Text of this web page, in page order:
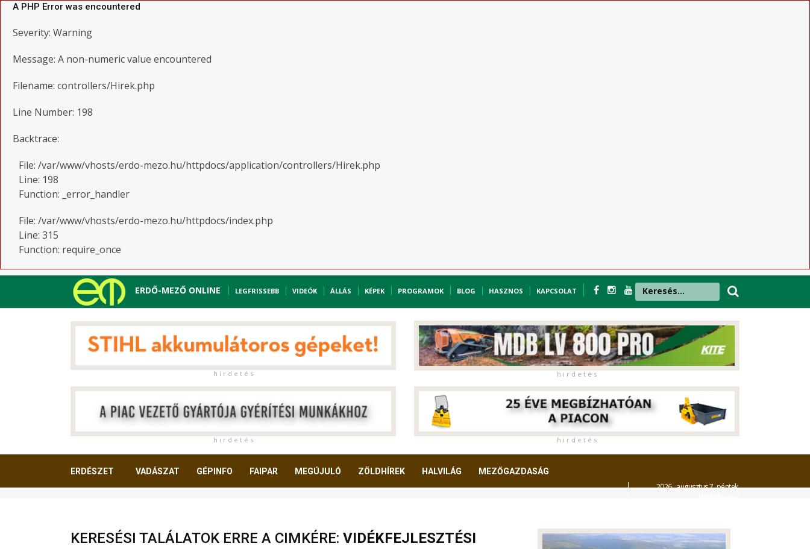
A PHP Error was encountered
Severity: Warning
Message: A non-numeric value encountered
Filename: controllers/Hirek.php
Line Number: 198
Backtrace:
File: /var/www/vhosts/erdo-mezo.hu/httpdocs/application/controllers/Hirek.php
Line: 198
Function: _error_handler
File: /var/www/vhosts/erdo-mezo.hu/httpdocs/index.php
Line: 315
Function: require_once
ERDŐ-MEZŐ ONLINE LEGFRISSEBB VIDEÓK ÁLLÁS KÉPEK PROGRAMOK BLOG HASZNOS KAPCSOLAT
h i r d e t é s h i r d e t é s
h i r d e t é s h i r d e t é s
ERDÉSZET VADÁSZAT GÉPINFO FAIPAR MEGÚJULÓ ZÖLDHÍREK HALVILÁG MEZŐGAZDASÁG
2026. augusztus 7. péntek,
KERESÉSI TALÁLATOK ERRE A CIMKÉRE: VIDÉKFEJLESZTÉSI